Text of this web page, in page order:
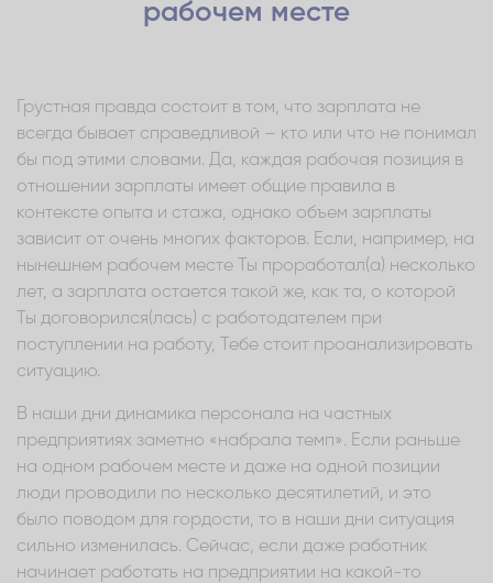
рабочем месте
Грустная правда состоит в том, что зарплата не
всегда бывает справедливой – кто или что не понимал
бы под этими словами. Да, каждая рабочая позиция в
отношении зарплаты имеет общие правила в
контексте опыта и стажа, однако объем зарплаты
зависит от очень многих факторов. Если, например, на
нынешнем рабочем месте Ты проработал(а) несколько
лет, а зарплата остается такой же, как та, о которой
Ты договорился(лась) с работодателем при
поступлении на работу, Тебе стоит проанализировать
ситуацию.
В наши дни динамика персонала на частных
предприятиях заметно «набрала темп». Если раньше
на одном рабочем месте и даже на одной позиции
люди проводили по несколько десятилетий, и это
было поводом для гордости, то в наши дни ситуация
сильно изменилась. Сейчас, если даже работник
начинает работать на предприятии на какой-то